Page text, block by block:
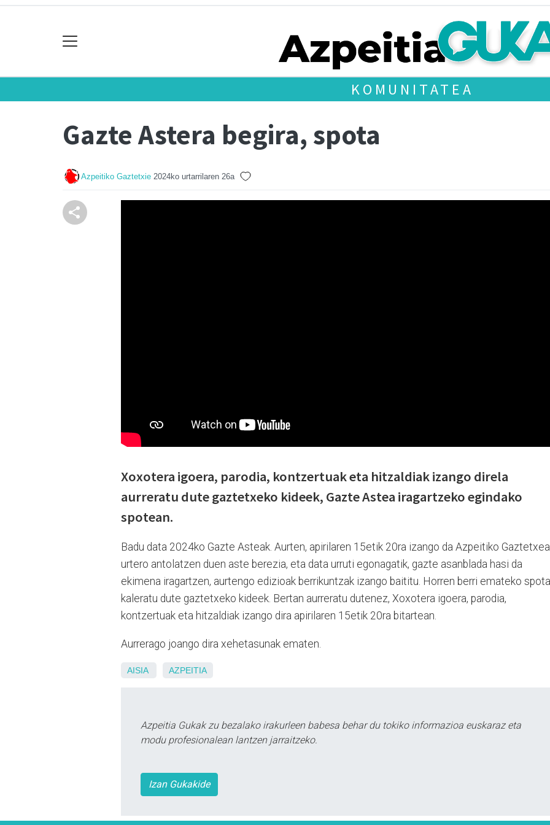
KOMUNITATEA
Gazte Astera begira, spota
Azpeitiko Gaztetxie 2024ko urtarrilaren 26a
Xoxotera igoera, parodia, kontzertuak eta hitzaldiak izango direla
aurreratu dute gaztetxeko kideek, Gazte Astea iragartzeko egindako
spotean.
Badu data 2024ko Gazte Asteak. Aurten, apirilaren 15etik 20ra izango da Azpeitiko
urtero antolatzen duen aste berezia, eta data urruti egonagatik, gazte asanblada hasi da
ekimena iragartzen, aurtengo edizioak berrikuntzak izango baititu. Horren berri emateko spota
kaleratu dute gaztetxeko kideek. Bertan aurreratu dutenez, Xoxotera igoera, parodia,
kontzertuak eta hitzaldiak izango dira apirilaren 15etik 20ra bitartean.
Aurrerago joango dira xehetasunak ematen.
AISIA AZPEITIA
Azpeitia Gukak zu bezalako irakurleen babesa behar du tokiko informazioa euskaraz eta
modu profesionalean lantzen jarraitzeko.
Izan Gukakide